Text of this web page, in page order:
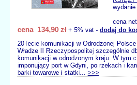
wydanie
cena
cena 134,90 zł + 5% vat - dodaj do
20-lecie komunikacji w Odrodzonej Polsce
Władze II Rzeczypospolitej szczególnie
komunikacji w odrodzonym kraju. W tym
imponujący port w Gdyni, po rzekach i
barki towarowe i statki... >>>